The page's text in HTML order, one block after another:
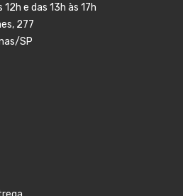
e das 13h às 17h
277
SP